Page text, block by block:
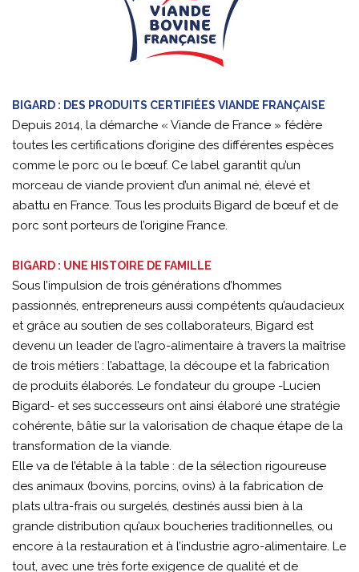
BIGARD : DES PRODUITS CERTIFIÉES VIANDE FRANÇAISE
Depuis 2014, la démarche « Viande de France » fédère
toutes les certifications d’origine des différentes espèces
comme le porc ou le bœuf. Ce label garantit qu’un
morceau de viande provient d’un animal né, élevé et
abattu en France. Tous les produits Bigard de bœuf et de
porc sont porteurs de l’origine France.
BIGARD : UNE HISTOIRE DE FAMILLE
Sous l’impulsion de trois générations d’hommes
passionnés, entrepreneurs aussi compétents qu’audacieux
et grâce au soutien de ses collaborateurs, Bigard est
devenu un leader de l’agro-alimentaire à travers la maîtrise
de trois métiers : l’abattage, la découpe et la fabrication
de produits élaborés. Le fondateur du groupe -Lucien
Bigard- et ses successeurs ont ainsi élaboré une stratégie
cohérente, bâtie sur la valorisation de chaque étape de la
transformation de la viande.
Elle va de l’étable à la table : de la sélection rigoureuse
des animaux (bovins, porcins, ovins) à la fabrication de
plats ultra-frais ou surgelés, destinés aussi bien à la
grande distribution qu’aux boucheries traditionnelles, ou
encore à la restauration et à l’industrie agro-alimentaire. Le
tout, avec une très forte exigence de qualité et de